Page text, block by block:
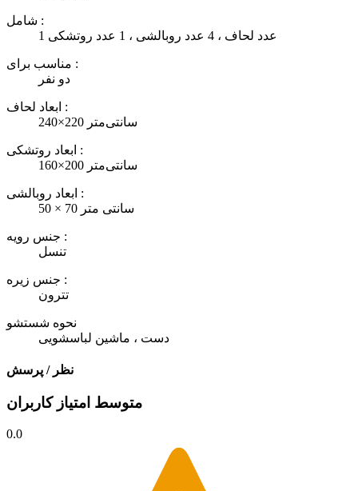
شامل :
1 عدد لحاف ، 4 عدد روبالشی ، 1 عدد روتشکی
مناسب برای :
دو نفر
ابعاد لحاف :
240×220 سانتی‌متر
ابعاد روتشکی :
160×200 سانتی‌متر
ابعاد روبالشی :
50 × 70 سانتی متر
جنس رویه :
تنسل
جنس زیره :
تترون
نحوه شستشو
دست ، ماشین لباسشویی
نظر / پرسش
متوسط امتیاز کاربران
0.0